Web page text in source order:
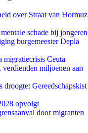
over Straat van Hormuz
schade bij jongeren
burgemeester Depla
migratiecrisis Ceuta
miljoenen aan
droogte: Gereedschapskist
opvolgt
door migranten